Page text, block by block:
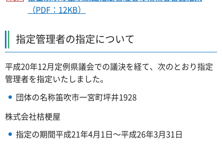
（PDF：12KB）
指定管理者の指定について
平成20年12月定例県議会での議決を経て、次のとおり指定
管理者を指定いたしました。
団体の名称笛吹市一宮町坪井1928
株式会社桔梗屋
指定の期間平成21年4月1日～平成26年3月31日